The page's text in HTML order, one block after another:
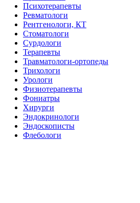
Психотерапевты
Ревматологи
Рентгенологи, КТ
Стоматологи
Сурдологи
Терапевты
Травматологи-ортопеды
Трихологи
Урологи
Физиотерапевты
Фониатры
Хирурги
Эндокринологи
Эндоскописты
Флебологи